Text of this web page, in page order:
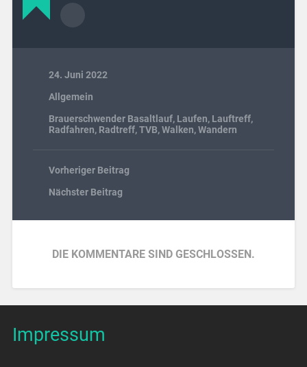
24. Juni 2022
Allgemein
Brauerschwender Basaltlauf, Laufen, Lauftreff,
Radfahren, Radtreff,TVB,Walken,Wandern
Vorheriger Beitrag
Nächster Beitrag
DIE KOMMENTARE SIND GESCHLOSSEN.
Impressum